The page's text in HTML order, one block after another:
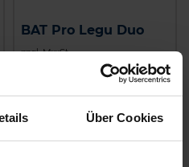
Über Cookies
BAT Pro Legu Duo
zzgl. MwSt.
IN DEN
WARENKORB